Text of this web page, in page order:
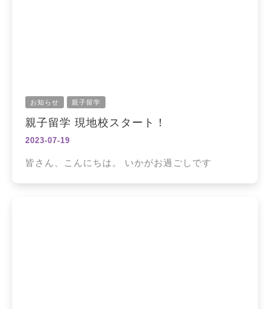
お知らせ 親子留学
親子留学 現地校スタート！
2023-07-19
皆さん、こんにちは。 いかがお過ごしです